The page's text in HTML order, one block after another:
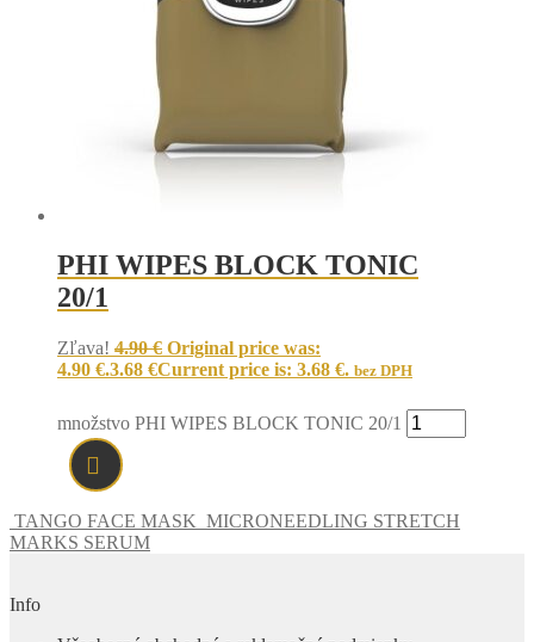
PHI WIPES BLOCK TONIC
20/1
Zľava! 4.90€ Original price was:
4.90 €.3.68 €Current price is: 3.68 €. bez DPH
množstvo PHI WIPES BLOCK TONIC 20/1
TANGO FACE MASK MICRONEEDLING STRETCH
MARKS SERUM
Info